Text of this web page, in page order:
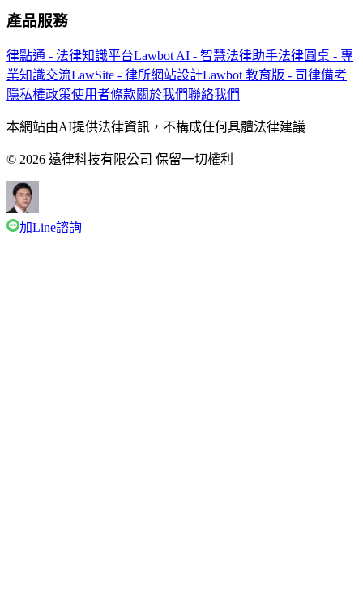
產品服務
律點通 - 法律知識平台Lawbot AI - 智慧法律助手法律圓桌 - 專
業知識交流LawSite - 律所網站設計Lawbot 教育版 - 司律備考
隱私權政策使用者條款關於我們聯絡我們
本網站由AI提供法律資訊，不構成任何具體法律建議
© 2026 遠律科技有限公司 保留一切權利
加Line諮詢